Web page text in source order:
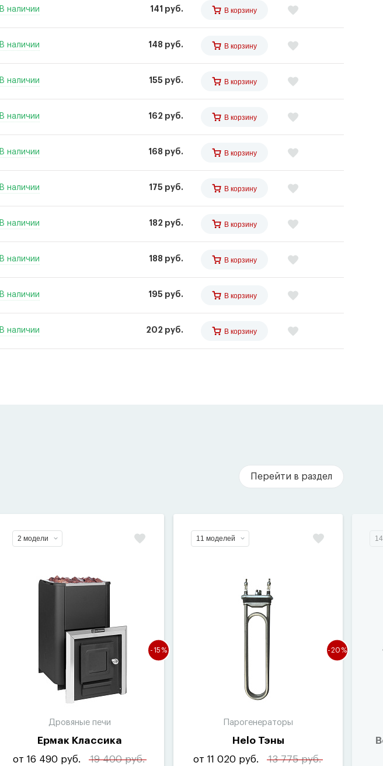
В наличии 141 руб. В корзину
В наличии 148 руб. В корзину
В наличии 155 руб. В корзину
В наличии 162 руб. В корзину
В наличии 168 руб. В корзину
В наличии 175 руб. В корзину
В наличии 182 руб. В корзину
В наличии 188 руб. В корзину
В наличии 195 руб. В корзину
В наличии 202 руб. В корзину
Перейти в раздел
2 модели
-15%
Дровяные печи
Ермак Классика
от 16 490 руб.
19 400 руб.
11 моделей
-20%
Парогенераторы
Helo Тэны
от 11 020 руб.
13 775 руб.